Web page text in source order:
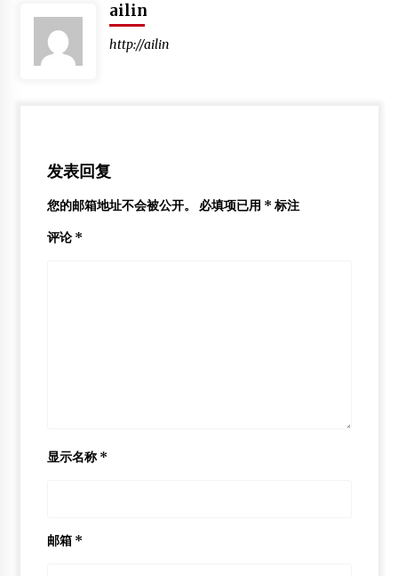
ailin
http://ailin
发表回复
您的邮箱地址不会被公开。 必填项已用 * 标注
评论 *
显示名称 *
邮箱 *